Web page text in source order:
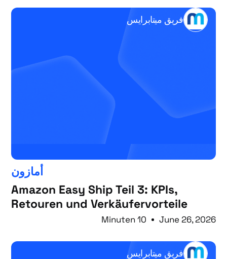
فريق ميتابرايس
أمازون
Amazon Easy Ship Teil 3: KPIs,
Retouren und Verkäufervorteile
June 26, 2026
10 Minuten
فريق ميتابرايس